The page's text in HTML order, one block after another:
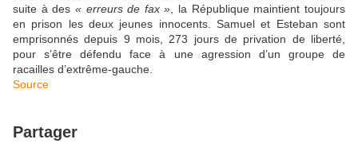
suite à des « erreurs de fax » , la République maintient toujours
en prison les deux jeunes innocents. Samuel et Esteban sont
emprisonnés depuis 9 mois, 273 jours de privation de liberté,
pour s’être défendu face à une agression d’un groupe de
racailles d’extrême-gauche.
Source
Partager